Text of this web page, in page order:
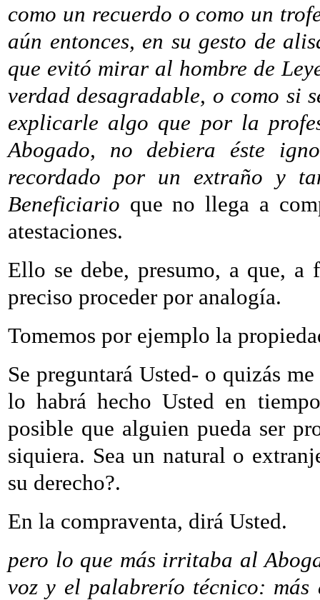
como un recuerdo o como un
aún entonces, en su gesto de
que evitó mirar al hombre de
verdad desagradable, o como si
explicarle algo que por la
Abogado, no debiera éste
recordado por un extraño y
Beneficiario que no llega a
atestaciones.
Ello se debe, presumo, a que, a
preciso proceder por analogía.
Tomemos por ejemplo la
Se preguntará Usted- o quizás
lo habrá hecho Usted en
posible que alguien pueda ser
siquiera. Sea un natural o
su derecho?.
En la compraventa, dirá Usted.
pero lo que más irritaba al
voz y el palabrerío técnico: